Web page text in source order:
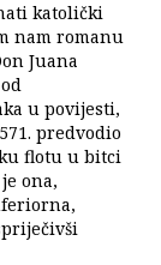
katolički
nam romanu
Juana
u povijesti,
predvodio
flotu u bitci
ona,